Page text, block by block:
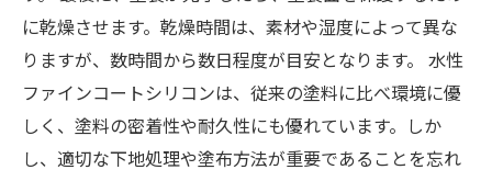
に乾燥させます。乾燥時間は、素材や湿度によって異な
りますが、数時間から数日程度が目安となります。 水性
ファインコートシリコンは、従来の塗料に比べ環境に優
しく、塗料の密着性や耐久性にも優れています。しか
し、適切な下地処理や塗布方法が重要であることを忘れ